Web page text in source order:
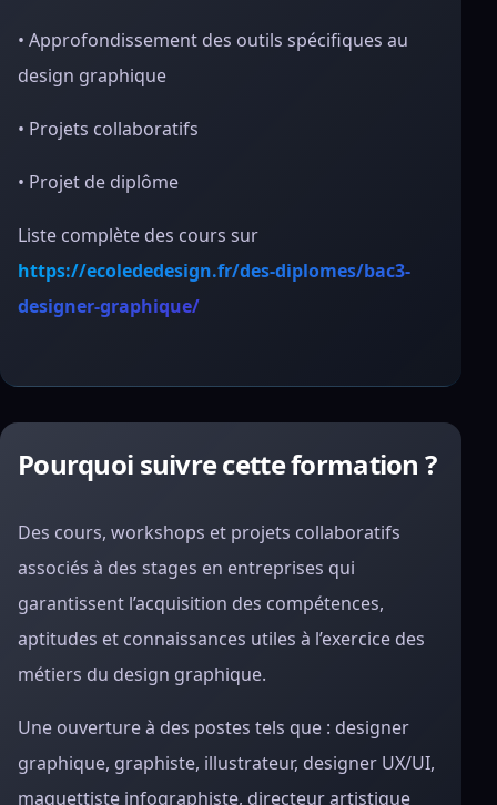
• Approfondissement des outils spécifiques au
design graphique
• Projets collaboratifs
• Projet de diplôme
Liste complète des cours sur
https://ecolededesign.fr/des-diplomes/bac3-
designer-graphique/
Pourquoi suivre cette formation ?
Des cours, workshops et projets collaboratifs
associés à des stages en entreprises qui
garantissent l’acquisition des compétences,
aptitudes et connaissances utiles à l’exercice des
métiers du design graphique.
Une ouverture à des postes tels que : designer
graphique, graphiste, illustrateur, designer UX/UI,
maquettiste infographiste, directeur artistique